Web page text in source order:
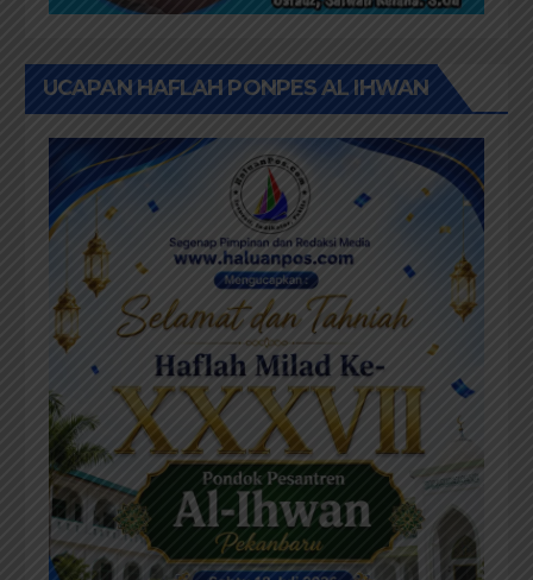
UCAPAN HAFLAH PONPES AL IHWAN